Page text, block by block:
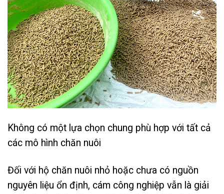
Không có một lựa chọn chung phù hợp với tất cả
các mô hình chăn nuôi
Đối với hộ chăn nuôi nhỏ hoặc chưa có nguồn
nguyên liệu ổn định, cám công nghiệp vẫn là giải